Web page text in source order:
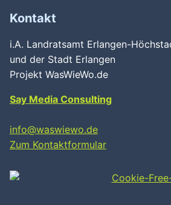
Kontakt
i.A. Landratsamt Erlangen-
und der Stadt Erlangen
Projekt WasWieWo.de
Say Media Consulting
info@waswiewo.de
Zum Kontaktformular